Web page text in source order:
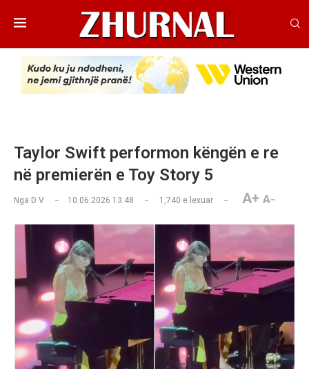
Taylor Swift performon këngën e re
në premierën e Toy Story 5
Nga D V 10.06.2026 13:48 1,740 e lexuar A+ A-